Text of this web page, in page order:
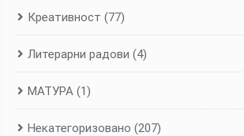
Креативност (77)
Литерарни радови (4)
МАТУРА (1)
Некатегоризовано (207)